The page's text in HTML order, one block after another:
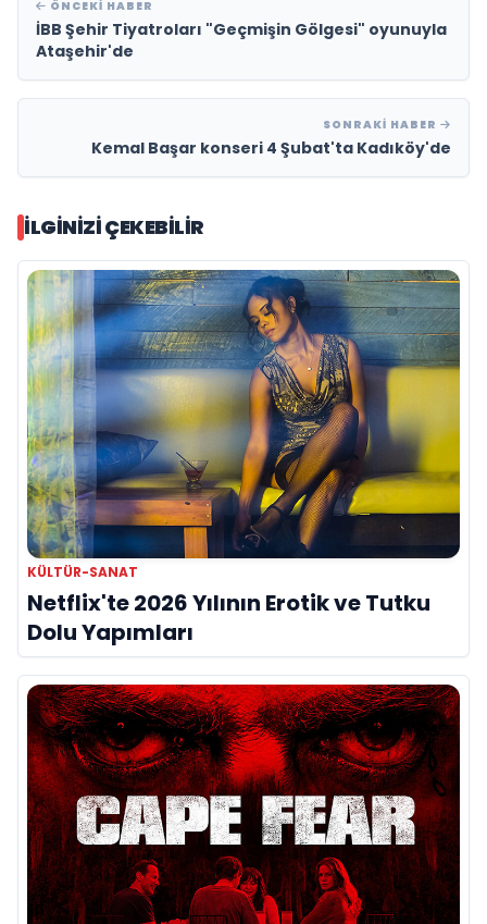
ÖNCEKI HABER
İBB Şehir Tiyatroları "Geçmişin Gölgesi" oyunuyla
Ataşehir'de
SONRAKI HABER
Kemal Başar konseri 4 Şubat'ta Kadıköy'de
İLGINIZI ÇEKEBILIR
KÜLTÜR-SANAT
Netflix'te 2026 Yılının Erotik ve Tutku
Dolu Yapımları